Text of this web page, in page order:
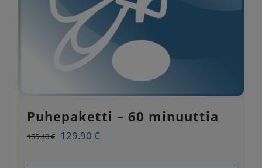
Puhepaketti – 60 minuuttia
155.40€
Alkuperäinen
129.90 €